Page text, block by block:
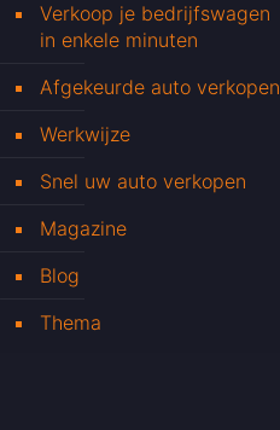
Verkoop je bedrijfswagen
in enkele minuten
Afgekeurde auto verkopen
Werkwijze
Snel uw auto verkopen
Magazine
Blog
Thema